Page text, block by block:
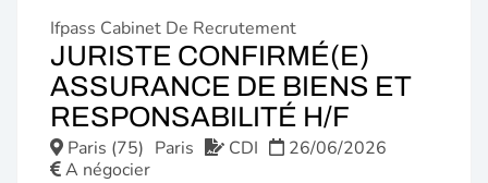
Ifpass Cabinet De Recrutement
JURISTE CONFIRMÉ(E)
ASSURANCE DE BIENS ET
RESPONSABILITÉ H/F
Paris (75) Paris CDI
26/06/2026
A négocier